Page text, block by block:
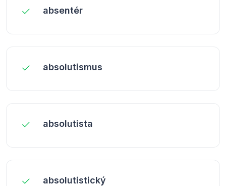
absentér
absolutismus
absolutista
absolutistický